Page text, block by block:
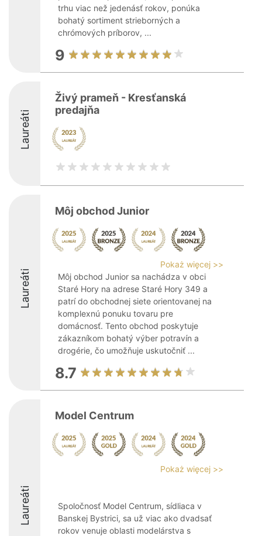
trhu viac než jedenásť rokov, ponúka
bohatý sortiment strieborných a
chrómových príborov, ...
9
Laureáti
Živý prameň - Kresťanská
predajňa
Laureáti
Môj obchod Junior
Pokaż więcej >>
Môj obchod Junior sa nachádza v obci
Staré Hory na adrese Staré Hory 349 a
patrí do obchodnej siete orientovanej na
komplexnú ponuku tovaru pre
domácnosť. Tento obchod poskytuje
zákazníkom bohatý výber potravín a
drogérie, čo umožňuje uskutočniť ...
8.7
Laureáti
Model Centrum
Pokaż więcej >>
Spoločnosť Model Centrum, sídliaca v
Banskej Bystrici, sa už viac ako dvadsať
rokov venuje oblasti modelárstva s